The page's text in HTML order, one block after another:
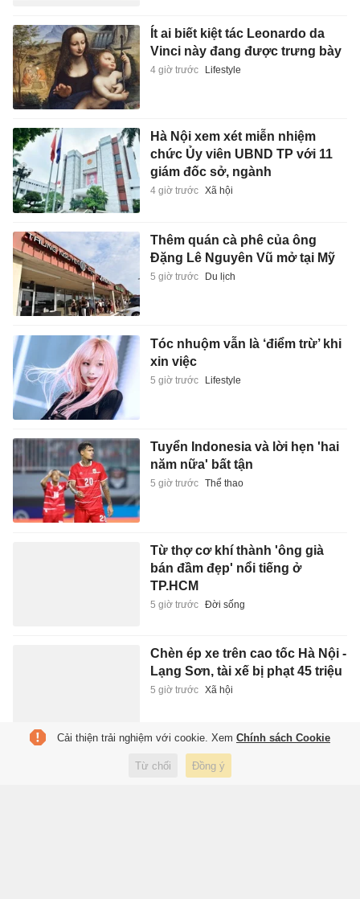
Ít ai biết kiệt tác Leonardo da
Vinci này đang được trưng bày
4 giờ trước Lifestyle
Hà Nội xem xét miễn nhiệm
chức Ủy viên UBND TP với 11
giám đốc sở, ngành
4 giờ trước Xã hội
Thêm quán cà phê của ông
Đặng Lê Nguyên Vũ mở tại Mỹ
5 giờ trước Du lịch
Tóc nhuộm vẫn là ‘điểm trừ’ khi
xin việc
5 giờ trước Lifestyle
Tuyển Indonesia và lời hẹn 'hai
năm nữa' bất tận
5 giờ trước Thể thao
Từ thợ cơ khí thành 'ông già
bán đầm đẹp' nổi tiếng ở
TP.HCM
5 giờ trước Đời sống
Chèn ép xe trên cao tốc Hà Nội -
Lạng Sơn, tài xế bị phạt 45 triệu
5 giờ trước Xã hội
Trưng bày sách, báo, ảnh khắc
họa chân dung chiến sĩ Công
Cải thiện trải nghiệm với cookie. Xem Chính sách Cookie
Từ chối Đồng ý